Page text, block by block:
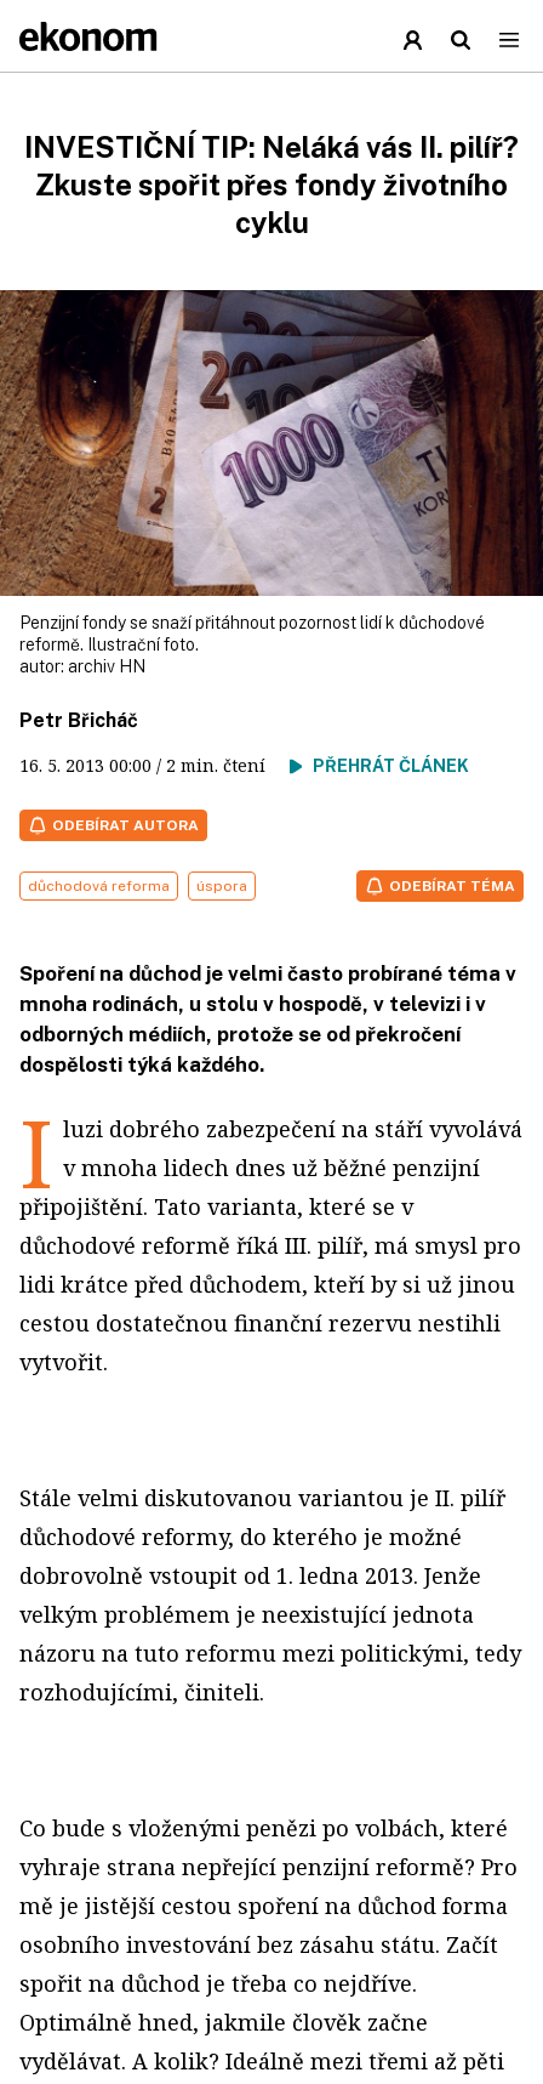
INVESTIČNÍ TIP: Neláká vás II. pilíř?
Zkuste spořit přes fondy životního
cyklu
Penzijní fondy se snaží přitáhnout pozornost lidí k důchodové
reformě. Ilustrační foto.
autor: archiv HN
Petr Břicháč
16. 5. 2013 00:00 / 2 min. čtení PŘEHRÁT ČLÁNEK
ODEBÍRAT AUTORA
důchodová reforma úspora ODEBÍRAT TÉMA
Spoření na důchod je velmi často probírané téma v
mnoha rodinách, u stolu v hospodě, v televizi i v
odborných médiích, protože se od překročení
dospělosti týká každého.
I luzi dobrého zabezpečení na stáří vyvolává
v mnoha lidech dnes už běžné penzijní
připojištění. Tato varianta, které se v
důchodové reformě říká III. pilíř, má smysl pro
lidi krátce před důchodem, kteří by si už jinou
cestou dostatečnou finanční rezervu nestihli
vytvořit.
Stále velmi diskutovanou variantou je II. pilíř
důchodové reformy, do kterého je možné
dobrovolně vstoupit od 1. ledna 2013. Jenže
velkým problémem je neexistující jednota
názoru na tuto reformu mezi politickými, tedy
rozhodujícími, činiteli.
Co bude s vloženými penězi po volbách, které
vyhraje strana nepřející penzijní reformě? Pro
mě je jistější cestou spoření na důchod forma
osobního investování bez zásahu státu. Začít
spořit na důchod je třeba co nejdříve.
Optimálně hned, jakmile člověk začne
vydělávat. A kolik? Ideálně mezi třemi až pěti